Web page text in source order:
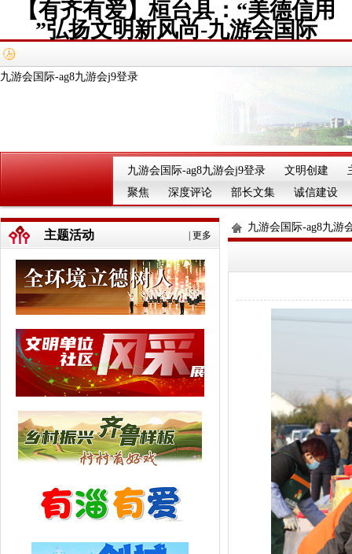
【有齐有爱】桓台县：“美德信用
”弘扬文明新风尚-九游会国际
九游会国际-ag8九游会j9登录
九游会国际-ag8九游会j9登录 文明创建
聚焦
深度评论 部长文集 诚信建设
更多
主题活动
九游会国际-ag8九游